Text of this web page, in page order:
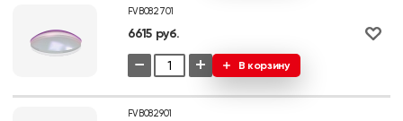
FVB082701
6615 руб.
− + В корзину
FVB082901